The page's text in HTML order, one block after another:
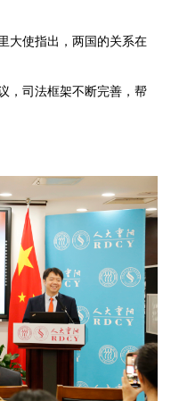
大使指出，两国的关系在
，司法框架不断完善，帮